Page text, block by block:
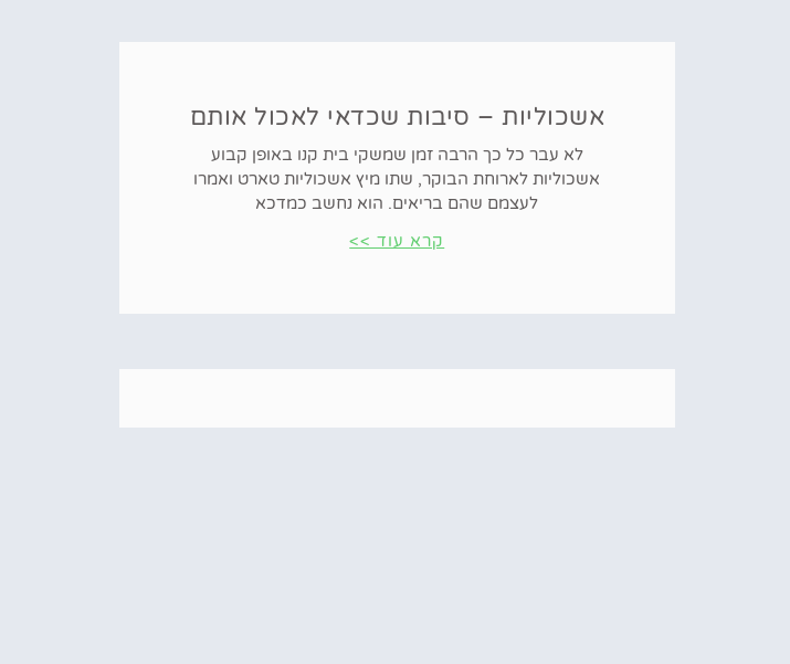
אשכוליות – סיבות שכדאי לאכול אותם
לא עבר כל כך הרבה זמן שמשקי בית קנו באופן קבוע
אשכוליות לארוחת הבוקר, שתו מיץ אשכוליות טארט ואמרו
לעצמם שהם בריאים. הוא נחשב כמדכא
קרא עוד >>